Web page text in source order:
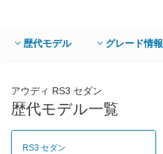
歴代モデル グレード情報
アウディ RS3 セダン
歴代モデル一覧
RS3 セダン